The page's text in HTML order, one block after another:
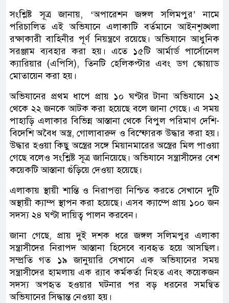
সংশ্লিষ্ট সূত্র জানায়, ‘অপারেশন জঙ্গল সলিমপুর’ নামে
পরিচালিত এই অভিযানে এলাকাটি বর্তমানে আইনশৃঙ্খলা
রক্ষাকারী বাহিনীর পূর্ণ নিয়ন্ত্রণে রয়েছে। অভিযানে আধুনিক
সরঞ্জাম ব্যবহার করা হয়। এতে ১৫টি আর্মার্ড পার্সোনেল
ক্যারিয়ার (এপিসি), তিনটি হেলিকপ্টার এবং ডগ স্কোয়াড
মোতায়েন করা হয়।
অভিযানের প্রথম ধাপে প্রায় ১০ ঘণ্টার টানা অভিযানে ১২
থেকে ২২ জনকে আটক করা হয়েছে বলে জানা গেছে। এ সময়
পাহাড়ি এলাকার বিভিন্ন আস্তানা থেকে বিপুল পরিমাণ দেশি-
বিদেশি অবৈধ অস্ত্র, গোলাবারুদ ও বিস্ফোরক উদ্ধার করা হয়।
উদ্ধার হওয়া কিছু অস্ত্রের সঙ্গে মিয়ানমারের অস্ত্রের মিল পাওয়া
গেছে বলেও সংশ্লিষ্ট সূত্র জানিয়েছে। অভিযানে সন্ত্রাসীদের বেশ
কয়েকটি আস্তানা গুঁড়িয়ে দেওয়া হয়েছে।
এলাকায় স্থায়ী শান্তি ও নিরাপত্তা নিশ্চিত করতে সেখানে দুটি
অস্থায়ী ক্যাম্প স্থাপন করা হয়েছে। এসব ক্যাম্পে প্রায় ১০০ জন
সদস্য ২৪ ঘণ্টা দায়িত্ব পালন করবেন।
জানা গেছে, প্রায় দুই দশক ধরে জঙ্গল সলিমপুর এলাকা
সন্ত্রাসীদের নিরাপদ আস্তানা হিসেবে ব্যবহৃত হয়ে আসছিল।
সম্প্রতি গত ১৯ জানুয়ারি সেখানে এক অভিযানের সময়
সন্ত্রাসীদের হামলায় এক র‍্যাব কর্মকর্তা নিহত এবং কয়েকজন
সদস্য অপহৃত হওয়ার ঘটনার পর বড় ধরনের সমন্বিত
অভিযানের সিদ্ধান্ত নেওয়া হয়।